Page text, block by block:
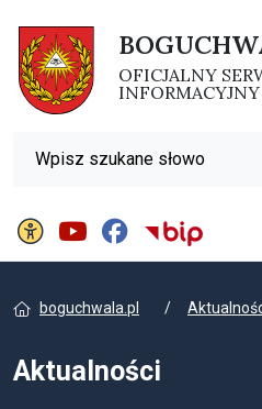
OFICJALNY
INFORMACYJNY
Panel ustawień
BIP
Wyszukiwarka
boguchwala.pl
Aktualności